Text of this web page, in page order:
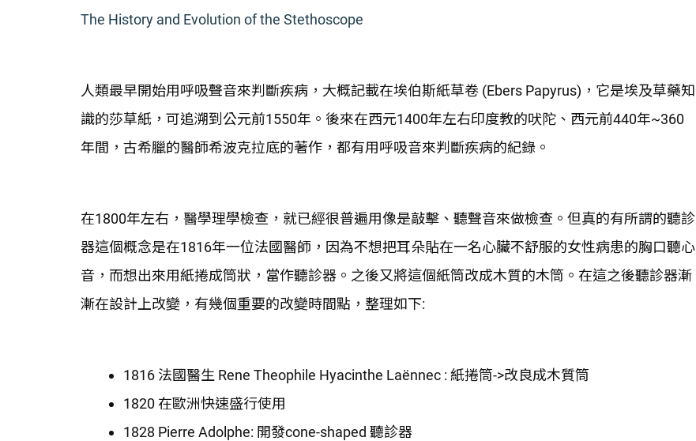
The History and Evolution of the Stethoscope
人類最早開始用呼吸聲音來判斷疾病，大概記載在埃伯斯紙草卷 (Ebers Papyrus)，它是埃及草藥知
識的莎草紙，可追溯到公元前1550年。後來在西元1400年左右印度教的吠陀、西元前440年~360
年間，古希臘的醫師希波克拉底的著作，都有用呼吸音來判斷疾病的紀錄。
在1800年左右，醫學理學檢查，就已經很普遍用像是敲擊、聽聲音來做檢查。但真的有所謂的聽診
器這個概念是在1816年一位法國醫師，因為不想把耳朵貼在一名心臟不舒服的女性病患的胸口聽心
音，而想出來用紙捲成筒狀，當作聽診器。之後又將這個紙筒改成木質的木筒。在這之後聽診器漸
漸在設計上改變，有幾個重要的改變時間點，整理如下:
1816 法國醫生 Rene Theophile Hyacinthe Laënnec : 紙捲筒->改良成木質筒
1820 在歐洲快速盛行使用
1828 Pierre Adolphe: 開發cone-shaped 聽診器